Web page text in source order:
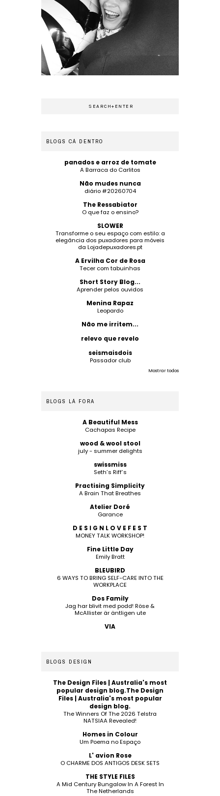
BLOGS CÁ DENTRO
panados e arroz de tomate
A Barraca do Carlitos
Não mudes nunca
diário #20260704
The Ressabiator
O que faz o ensino?
SLOWER
Transforme o seu espaço com estilo: a
elegância dos puxadores para móveis
da Lojadepuxadores.pt
A Ervilha Cor de Rosa
Tecer com tabuinhas
Short Story Blog...
Aprender pelos ouvidos
Menina Rapaz
Leopardo
Não me irritem...
relevo que revelo
seismaisdois
Passador club
Mostrar todos
BLOGS LÁ FORA
A Beautiful Mess
Cachapas Recipe
wood & wool stool
july - summer delights
swissmiss
Seth’s Riff’s
Practising Simplicity
A Brain That Breathes
Atelier Doré
Garance
D E S I G N L O V E F E S T
MONEY TALK WORKSHOP!
Fine Little Day
Emily Bratt
BLEUBIRD
6 WAYS TO BRING SELF-CARE INTO THE
WORKPLACE
Dos Family
Jag har blivit med podd! Röse &
McAllister är äntligen ute
VIA
BLOGS DESIGN
The Design Files | Australia's most
popular design blog.The Design
Files | Australia's most popular
design blog.
The Winners Of The 2026 Telstra
NATSIAA Revealed!
Homes in Colour
Um Poema no Espaço
L' avion Rose
O CHARME DOS ANTIGOS DESK SETS
THE STYLE FILES
A Mid Century Bungalow In A Forest In
The Netherlands